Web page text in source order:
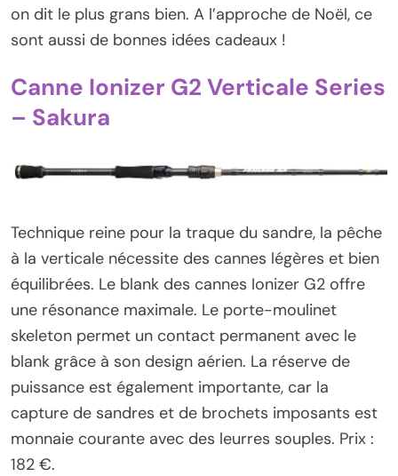
on dit le plus grans bien. A l’approche de Noël, ce
sont aussi de bonnes idées cadeaux !
Canne Ionizer G2 Verticale Series
– Sakura
Technique reine pour la traque du sandre, la pêche
à la verticale nécessite des cannes légères et bien
équilibrées. Le blank des cannes Ionizer G2 offre
une résonance maximale. Le porte-moulinet
skeleton permet un contact permanent avec le
blank grâce à son design aérien. La réserve de
puissance est également importante, car la
capture de sandres et de brochets imposants est
monnaie courante avec des leurres souples. Prix :
182 €.